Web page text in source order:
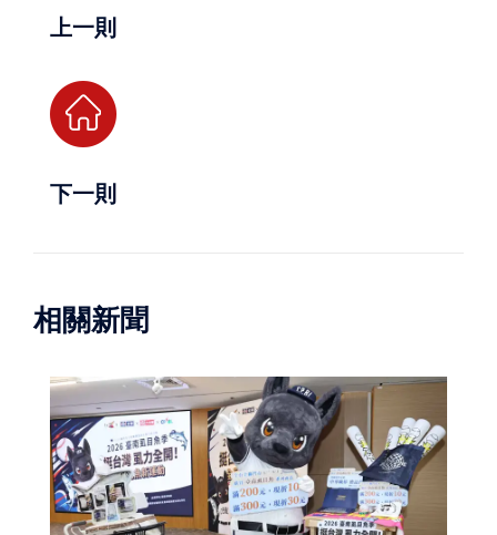
上一則
下一則
相關新聞